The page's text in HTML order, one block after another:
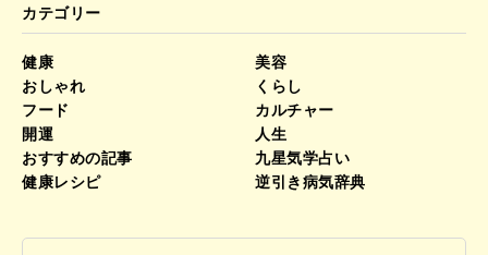
カテゴリー
健康
美容
おしゃれ
くらし
フード
カルチャー
開運
人生
おすすめの記事
九星気学占い
健康レシピ
逆引き病気辞典